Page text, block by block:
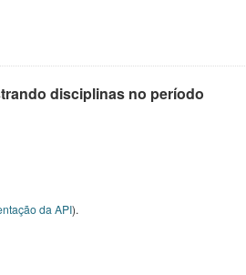
disciplinas no período
da API).